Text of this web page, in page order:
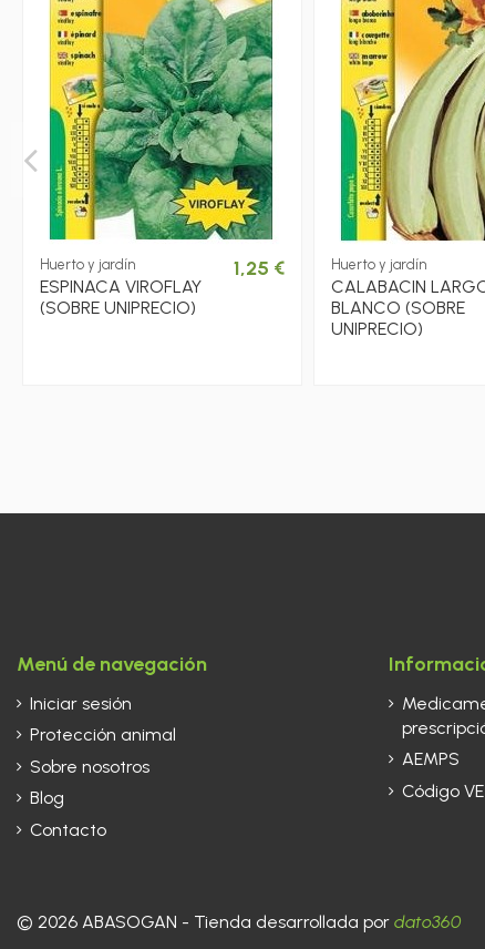
Huerto y jardín
ESPINACA VIROFLAY
(SOBRE UNIPRECIO)
1,25 € Huerto y jardín
CALABACIN
BLANCO (SOBRE
UNIPRECIO)
Menú de navegación
Iniciar sesión
Protección animal
Sobre nosotros
Blog
Contacto
AEMPS
Código
© 2026 ABASOGAN - Tienda desarrollada por dato360